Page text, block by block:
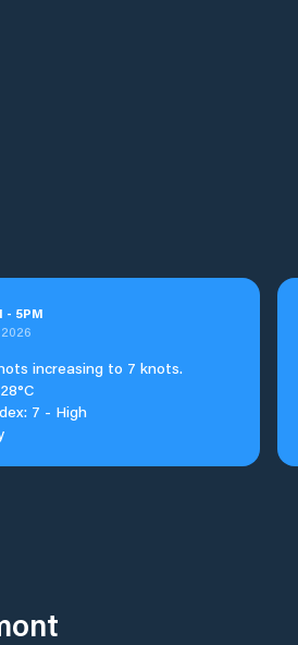
- 5PM
increasing to 7 knots.
7 - High